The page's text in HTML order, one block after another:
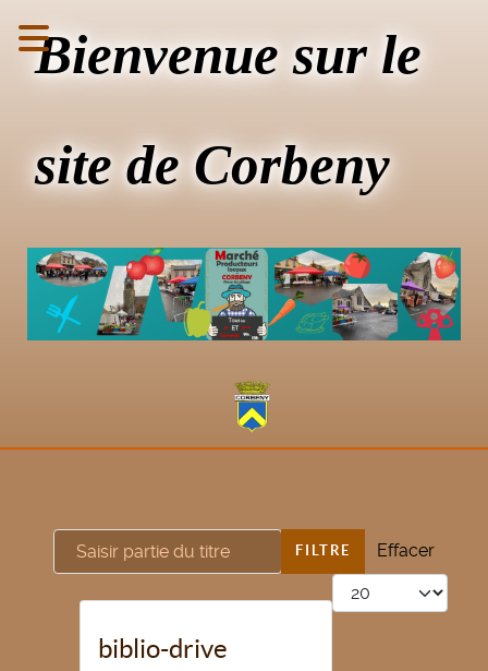
Bienvenue sur le
site de Corbeny
Saisir partie du titre FILTRE
Effacer
Afficher #
biblio-drive